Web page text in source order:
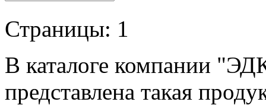
Страницы: 1
В каталоге компании
представлена такая